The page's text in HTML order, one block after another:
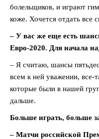
болельщиков, и играют
коже. Хочется отдать все
– У вас же еще есть
Евро-2020. Для начала
– Я считаю, шансы
всем к ней уважении, все-
которые были в нашей
дальше.
Больше играть, больше
– Матчи российской